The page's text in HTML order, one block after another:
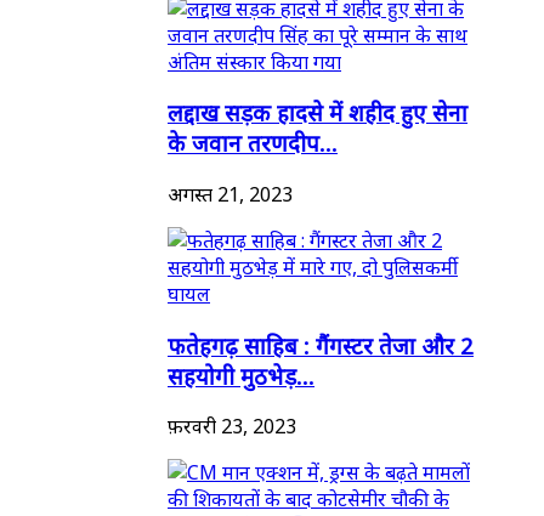
लद्दाख सड़क हादसे में शहीद हुए सेना
के जवान तरणदीप...
अगस्त 21, 2023
फतेहगढ़ साहिब : गैंगस्टर तेजा और 2
सहयोगी मुठभेड़...
फ़रवरी 23, 2023